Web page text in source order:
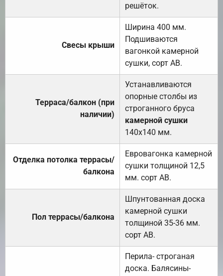
решёток.
Свесы крыши
Ширина 400 мм.
Подшиваются
вагонкой камерной
сушки, сорт АВ.
Терраса/балкон (при
наличии)
Устанавливаются
опорные столбы из
строганного бруса
камерной сушки
140х140 мм.
Отделка потолка террасы/
балкона
Евровагонка камерной
сушки толщиной 12,5
мм. сорт АВ.
Пол террасы/балкона
Шпунтованная доска
камерной сушки
толщиной 35-36 мм.
сорт АВ.
Перила- строганая
доска. Балясины-